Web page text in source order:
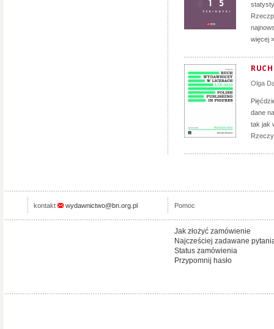
więcej »
Olga
dane
tak jak
kontakt wydawnictwo@bn.org.pl Pomoc
Jak złożyć zamówienie
Najcześciej zadawane
Status zamówienia
Przypomnij hasło